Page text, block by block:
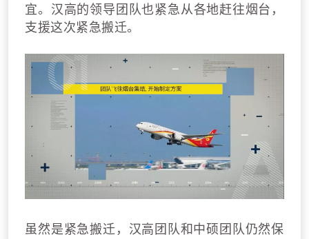
宜。 汉高的领导团队也紧急从各地赶往烟台，
支援这次紧急搬迁。
虽然是紧急搬迁，汉高团队和中硕团队仍然保